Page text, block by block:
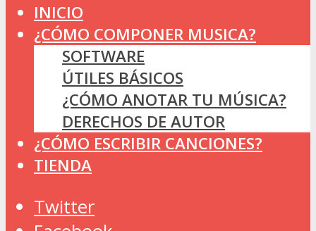
INICIO
¿CÓMO COMPONER MUSICA?
SOFTWARE
ÚTILES BÁSICOS
¿CÓMO ANOTAR TU MÚSICA?
DERECHOS DE AUTOR
¿CÓMO ESCRIBIR CANCIONES?
TIENDA
Twitter